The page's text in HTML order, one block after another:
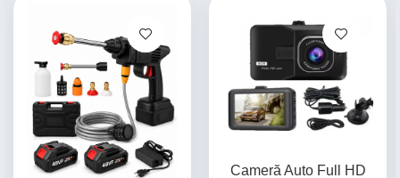
Cameră Auto Full HD